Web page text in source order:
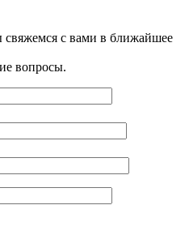
свяжемся с вами в ближайшее
вопросы.